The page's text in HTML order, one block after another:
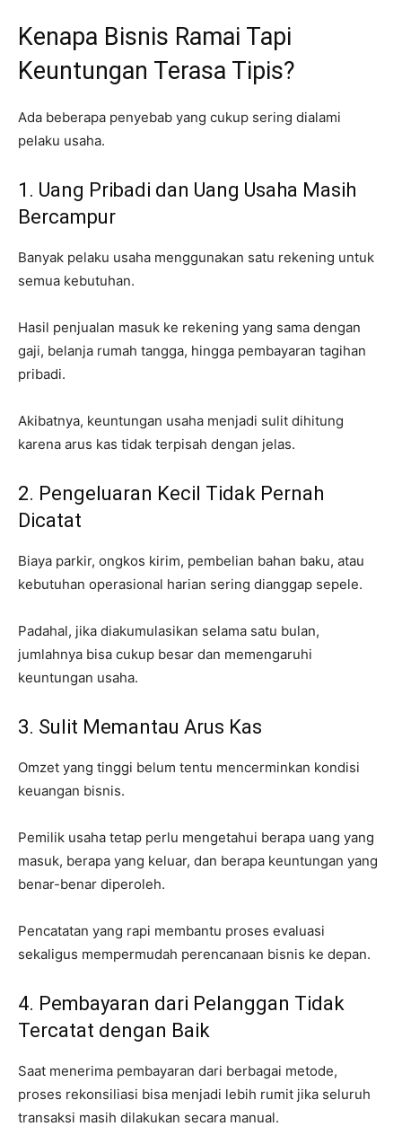
Kenapa Bisnis Ramai Tapi
Keuntungan Terasa Tipis?
Ada beberapa penyebab yang cukup sering dialami
pelaku usaha.
1. Uang Pribadi dan Uang Usaha Masih
Bercampur
Banyak pelaku usaha menggunakan satu rekening untuk
semua kebutuhan.
Hasil penjualan masuk ke rekening yang sama dengan
gaji, belanja rumah tangga, hingga pembayaran tagihan
pribadi.
Akibatnya, keuntungan usaha menjadi sulit dihitung
karena arus kas tidak terpisah dengan jelas.
2. Pengeluaran Kecil Tidak Pernah
Dicatat
Biaya parkir, ongkos kirim, pembelian bahan baku, atau
kebutuhan operasional harian sering dianggap sepele.
Padahal, jika diakumulasikan selama satu bulan,
jumlahnya bisa cukup besar dan memengaruhi
keuntungan usaha.
3. Sulit Memantau Arus Kas
Omzet yang tinggi belum tentu mencerminkan kondisi
keuangan bisnis.
Pemilik usaha tetap perlu mengetahui berapa uang yang
masuk, berapa yang keluar, dan berapa keuntungan yang
benar-benar diperoleh.
Pencatatan yang rapi membantu proses evaluasi
sekaligus mempermudah perencanaan bisnis ke depan.
4. Pembayaran dari Pelanggan Tidak
Tercatat dengan Baik
Saat menerima pembayaran dari berbagai metode,
proses rekonsiliasi bisa menjadi lebih rumit jika seluruh
transaksi masih dilakukan secara manual.